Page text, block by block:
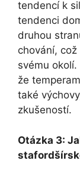
tendencí k
tendenci
druhou
chování,
svému
že
také
zkušeností.
Otázka 3: